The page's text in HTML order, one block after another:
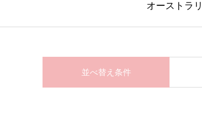
オーストラ
並べ替え条件